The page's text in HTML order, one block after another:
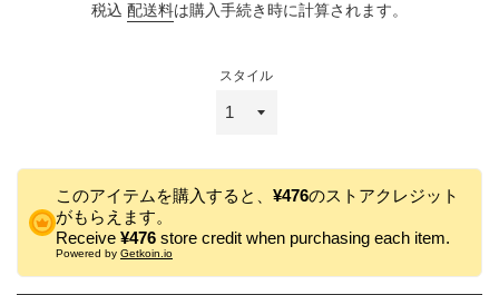
価
税込 配送料は購入手続き時に計算されます。
スタイル
このアイテムを購入すると、 ¥476のストアクレジット
がもらえます。
Receive ¥476 store credit when purchasing each item.
Powered by Getkoin.io